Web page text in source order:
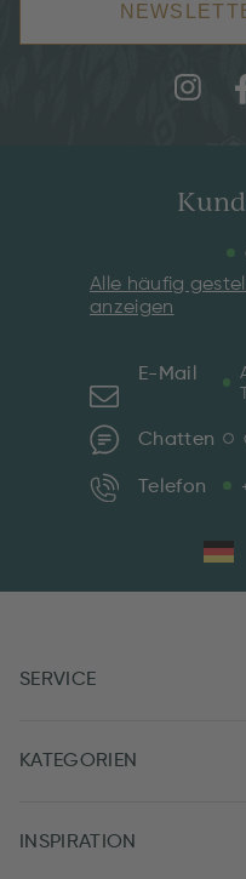
Alle häufig
anzeigen
E-Mail
Chatten
Telefon
SERVICE
KATEGORIEN
INSPIRATION